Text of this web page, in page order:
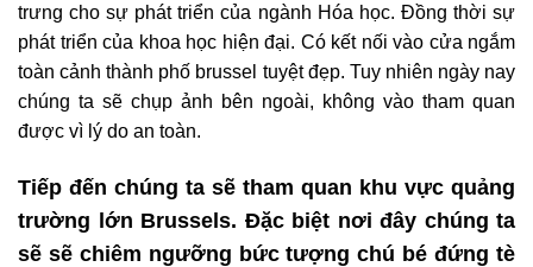
trưng cho sự phát triển của ngành Hóa học. Đồng thời sự
phát triển của khoa học hiện đại. Có kết nối vào cửa ngắm
toàn cảnh thành phố brussel tuyệt đẹp. Tuy nhiên ngày nay
chúng ta sẽ chụp ảnh bên ngoài, không vào tham quan
được vì lý do an toàn.
Tiếp đến chúng ta sẽ tham quan khu vực quảng
trường lớn Brussels. Đặc biệt nơi đây chúng ta
sẽ sẽ chiêm ngưỡng bức tượng chú bé đứng tè